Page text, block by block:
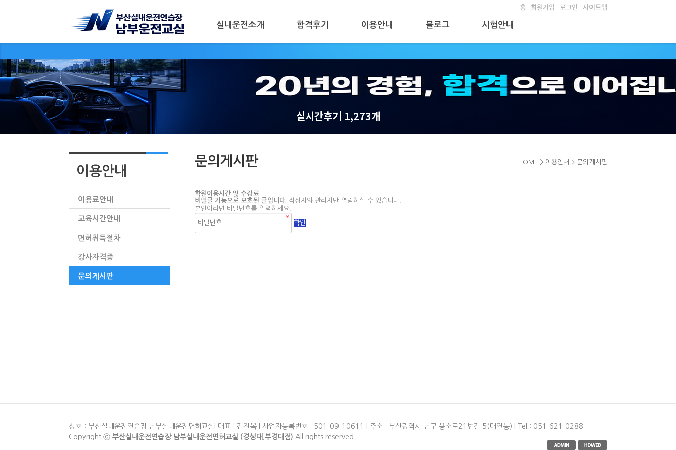
홈 회원가입 로그인 사이트맵
실내운전소개 합격후기 이용안내 블로그 시험안내
실시간후기 1,273개
이용안내
이용료안내
교육시간안내
면허취득절차
강사자격증
문의게시판
문의게시판 HOME > 이용안내 > 문의게시판
학원이용시간 및 수강료
비밀글 기능으로 보호된 글입니다.
작성자와 관리자만 열람하실 수 있습니다.
본인이라면 비밀번호를 입력하세요.
상호 : 부산실내운전연습장 남부실내운전면허교실| 대표 : 김진옥 | 사업자등록번호 : 501-09-10611 | 주소 : 부산광역시 남구 용소로21번길 5(대연동) | Tel : 051-621-0288
Copyright ⓒ 부산실내운전연습장 남부실내운전면허교실 (경성대.부경대점) All rights reserved.